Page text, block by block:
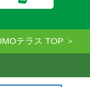
テラス TOP